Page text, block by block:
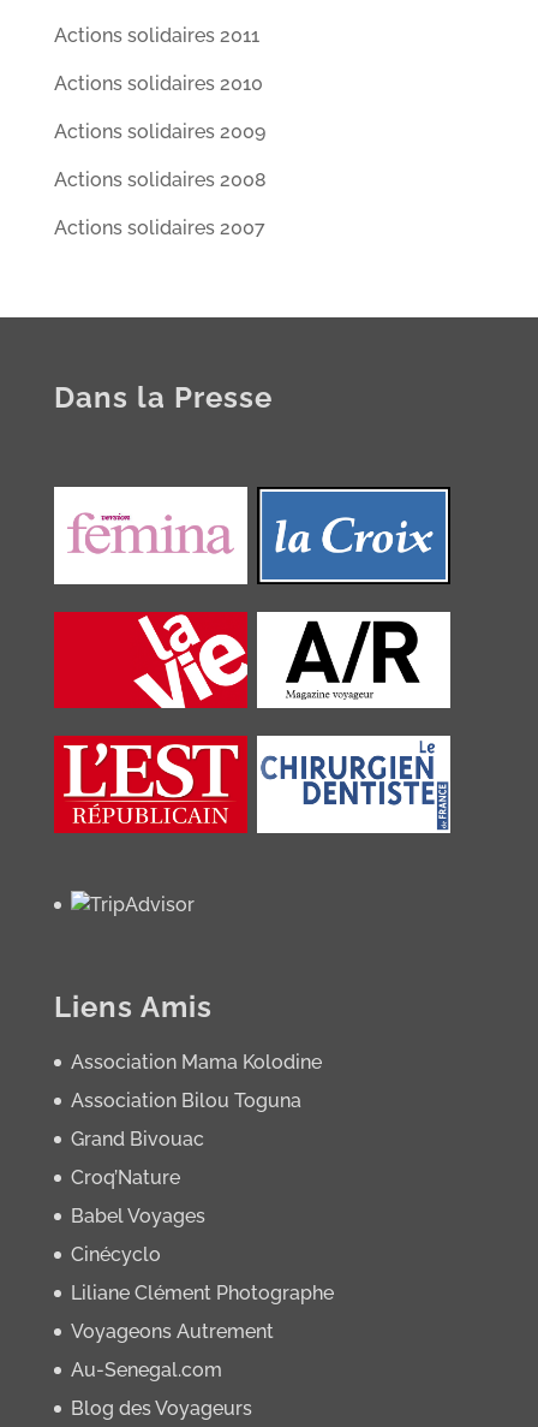
Actions solidaires 2011
Actions solidaires 2010
Actions solidaires 2009
Actions solidaires 2008
Actions solidaires 2007
Dans la Presse
Liens Amis
Association Mama Kolodine
Association Bilou Toguna
Grand Bivouac
Croq’Nature
Babel Voyages
Cinécyclo
Liliane Clément Photographe
Voyageons Autrement
Au-Senegal.com
Blog des Voyageurs